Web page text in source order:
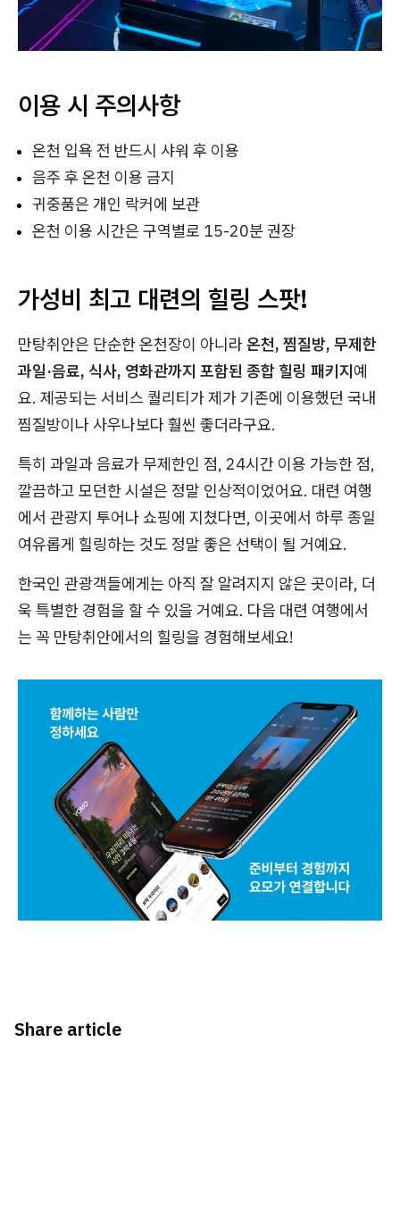
이용 시 주의사항
온천 입욕 전 반드시 샤워 후 이용
음주 후 온천 이용 금지
귀중품은 개인 락커에 보관
온천 이용 시간은 구역별로 15-20분 권장
가성비 최고 대련의 힐링 스팟!
만탕취안은 단순한 온천장이 아니라온천, 찜질방, 무제한
과일·음료, 식사, 영화관까지 포함된 종합 힐링 패키지예
요. 제공되는 서비스 퀄리티가 제가 기존에 이용했던 국내
찜질방이나 사우나보다 훨씬 좋더라구요.
특히 과일과 음료가 무제한인 점, 24시간 이용 가능한 점,
깔끔하고 모던한 시설은 정말 인상적이었어요. 대련 여행
에서 관광지 투어나 쇼핑에 지쳤다면, 이곳에서 하루 종일
여유롭게 힐링하는 것도 정말 좋은 선택이 될 거예요.
한국인 관광객들에게는 아직 잘 알려지지 않은 곳이라, 더
욱 특별한 경험을 할 수 있을 거예요. 다음 대련 여행에서
는 꼭 만탕취안에서의 힐링을 경험해보세요!
Share article